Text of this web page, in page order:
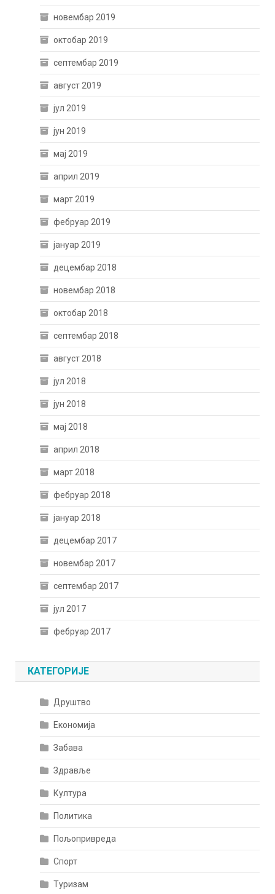
новембар 2019
октобар 2019
септембар 2019
август 2019
јул 2019
јун 2019
мај 2019
април 2019
март 2019
фебруар 2019
јануар 2019
децембар 2018
новембар 2018
октобар 2018
септембар 2018
август 2018
јул 2018
јун 2018
мај 2018
април 2018
март 2018
фебруар 2018
јануар 2018
децембар 2017
новембар 2017
септембар 2017
јул 2017
фебруар 2017
КАТЕГОРИЈЕ
Друштво
Економија
Забава
Здравље
Култура
Политика
Пољопривреда
Спорт
Туризам